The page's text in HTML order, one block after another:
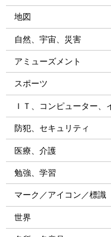
地図
自然、宇宙、災害
アミューズメント
スポーツ
ＩＴ、コンピューター
防犯、セキュリティ
医療、介護
勉強、学習
マーク／アイコン／標識
世界